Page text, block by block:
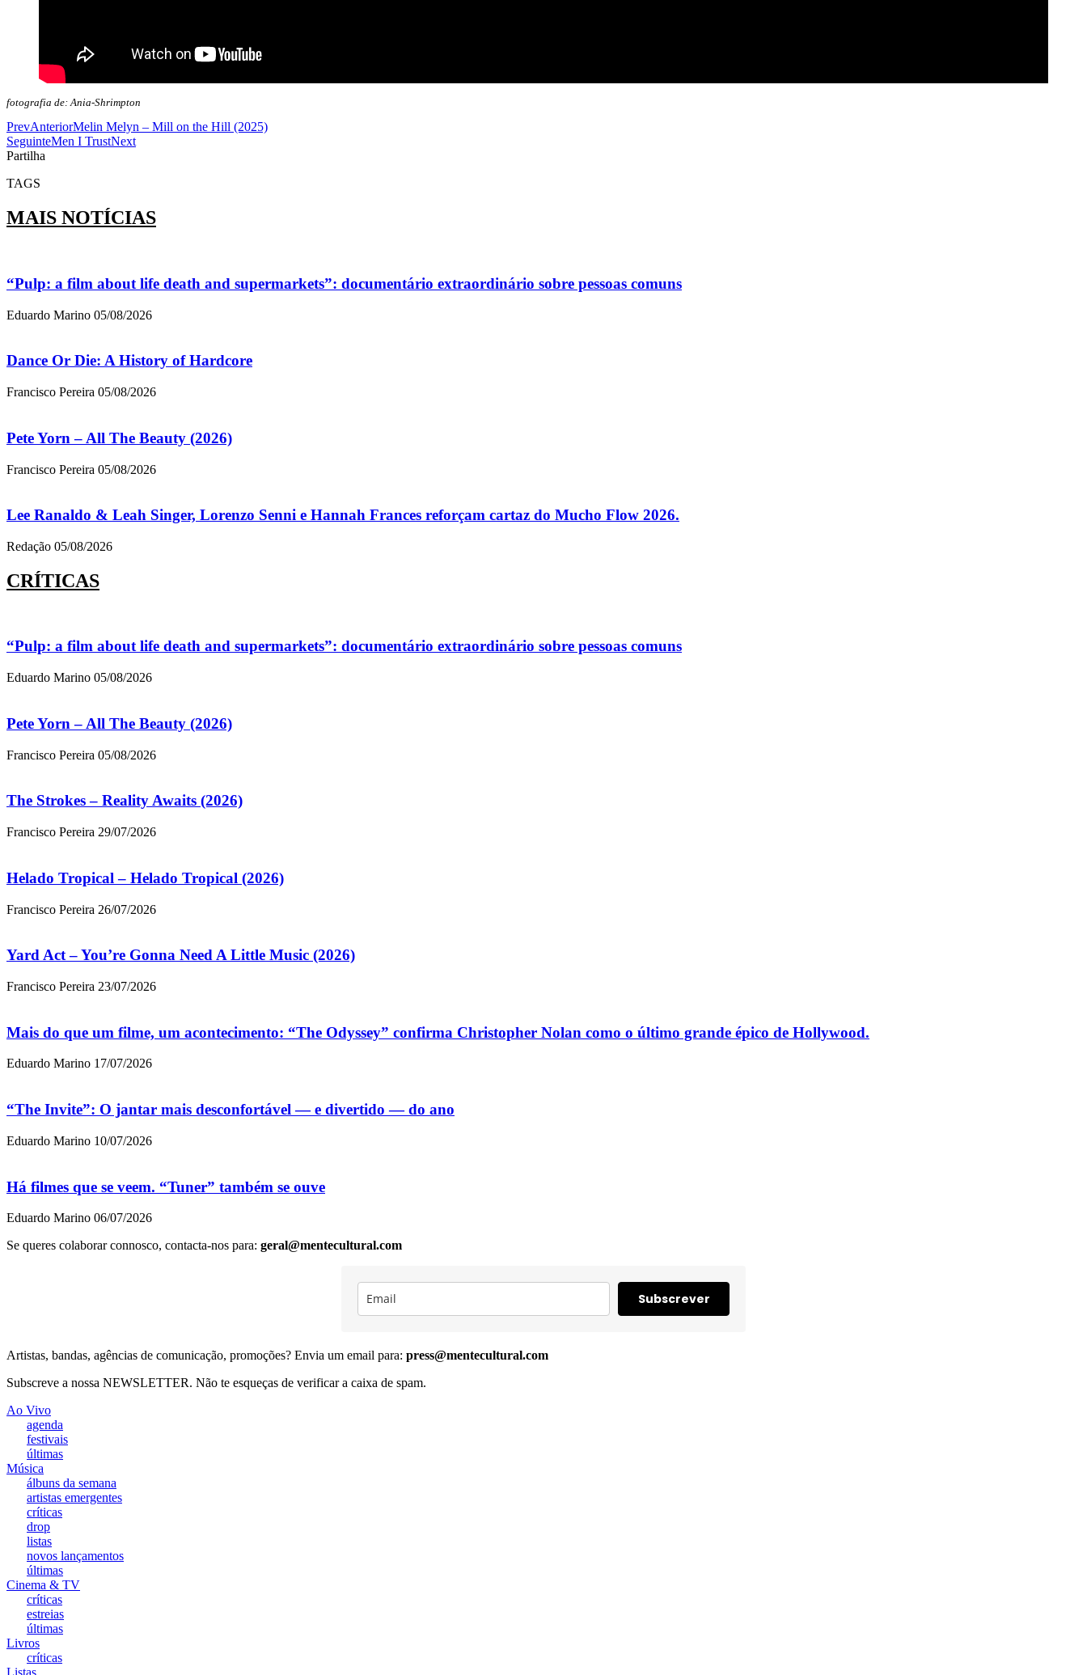
fotografia de: Ania-Shrimpton
PrevAnteriorMelin Melyn – Mill on the Hill (2025)
SeguinteMen I TrustNext
Partilha
TAGS
MAIS NOTÍCIAS
“Pulp: a film about life death and supermarkets”: documentário extraordinário sobre pessoas comuns
Eduardo Marino 05/08/2026
Dance Or Die: A History of Hardcore
Francisco Pereira 05/08/2026
Pete Yorn – All The Beauty (2026)
Francisco Pereira 05/08/2026
Lee Ranaldo & Leah Singer, Lorenzo Senni e Hannah Frances reforçam cartaz do Mucho Flow 2026.
Redação 05/08/2026
CRÍTICAS
“Pulp: a film about life death and supermarkets”: documentário extraordinário sobre pessoas comuns
Eduardo Marino 05/08/2026
Pete Yorn – All The Beauty (2026)
Francisco Pereira 05/08/2026
The Strokes – Reality Awaits (2026)
Francisco Pereira 29/07/2026
Helado Tropical – Helado Tropical (2026)
Francisco Pereira 26/07/2026
Yard Act – You’re Gonna Need A Little Music (2026)
Francisco Pereira 23/07/2026
Mais do que um filme, um acontecimento: “The Odyssey” confirma Christopher Nolan como o último grande épico de Hollywood.
Eduardo Marino 17/07/2026
“The Invite”: O jantar mais desconfortável — e divertido — do ano
Eduardo Marino 10/07/2026
Há filmes que se veem. “Tuner” também se ouve
Eduardo Marino 06/07/2026
Se queres colaborar connosco, contacta-nos para: geral@mentecultural.com
Subscrever
Artistas, bandas, agências de comunicação, promoções? Envia um email para: press@mentecultural.com
Subscreve a nossa NEWSLETTER. Não te esqueças de verificar a caixa de spam.
Ao Vivo
agenda
festivais
últimas
Música
álbuns da semana
artistas emergentes
críticas
drop
listas
novos lançamentos
últimas
Cinema & TV
críticas
estreias
últimas
Livros
críticas